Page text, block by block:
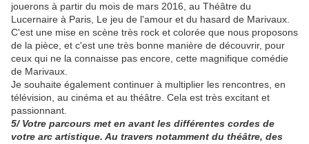
jouerons à partir du mois de mars 2016, au Théâtre du
Lucernaire à Paris, Le jeu de l'amour et du hasard de Marivaux.
C'est une mise en scène très rock et colorée que nous proposons
de la pièce, et c'est une très bonne manière de découvrir, pour
ceux qui ne la connaisse pas encore, cette magnifique comédie
de Marivaux.
Je souhaite également continuer à multiplier les rencontres, en
télévision, au cinéma et au théâtre. Cela est très excitant et
passionnant.
5/ Votre parcours met en avant les différentes cordes de
votre arc artistique. Au travers notamment du théâtre, des